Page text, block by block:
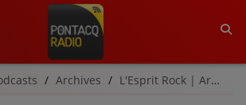
Archives L'Esprit Rock | Archives